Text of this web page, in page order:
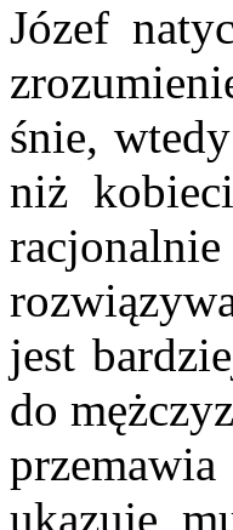
Józef
śnie,
niż
jest
do
ukazuje